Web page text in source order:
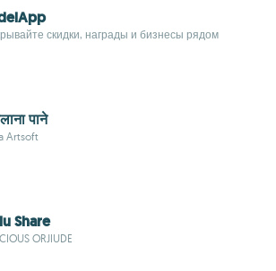
скидки, награды и бизнесы рядом
पाने
Artsoft
Share
ORJIUDE